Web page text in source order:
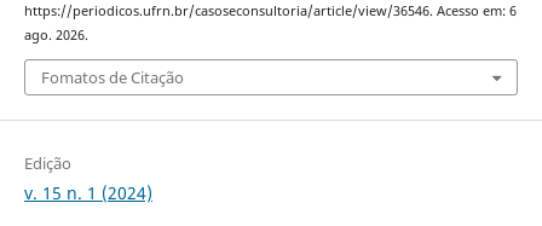
https://periodicos.ufrn.br/casoseconsultoria/article/view/36546. Acesso em: 6
ago. 2026.
Fomatos de Citação
Edição
v. 15 n. 1 (2024)